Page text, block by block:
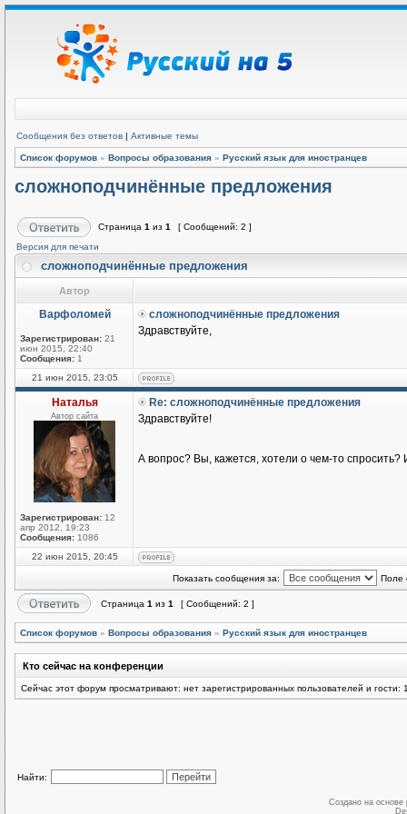
Сообщения без ответов | Активные темы
Список форумов » Вопросы образования » Русский язык для иностранцев
сложноподчинённые предложения
Страница 1 из 1
[ Сообщений: 2 ]
Версия для печати
сложноподчинённые предложения
Автор
Варфоломей
Зарегистрирован: 21
июн 2015, 22:40
Сообщения: 1
сложноподчинённые предложения
Здравствуйте,
21 июн 2015, 23:05
Наталья
Автор сайта
Зарегистрирован: 12
апр 2012, 19:23
Сообщения: 1086
Re: сложноподчинённые предложения
Здравствуйте!
А вопрос? Вы, кажется, хотели о чем-то
22 июн 2015, 20:45
Показать сообщения за: Поле
Страница 1 из 1 [ Сообщений: 2 ]
Список форумов » Вопросы образования » Русский язык для иностранцев
Кто сейчас на конференции
Сейчас этот форум просматривают: нет зарегистрированных пользователей и гости:
Найти:
Создано на основе